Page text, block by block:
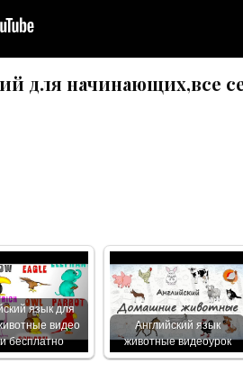
для начинающих,все
язык для
видео
бесплатно
Английский язык
животные видеоурок